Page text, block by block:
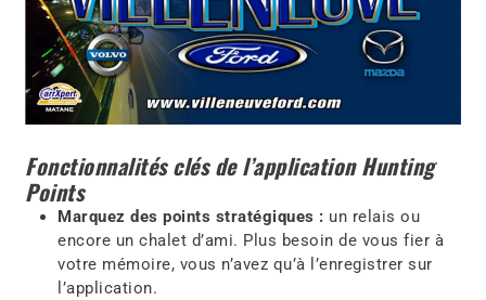
Fonctionnalités clés de l’application Hunting
Points
Marquez des points stratégiques : un relais ou
encore un chalet d’ami. Plus besoin de vous fier à
votre mémoire, vous n’avez qu’à l’enregistrer sur
l’application.